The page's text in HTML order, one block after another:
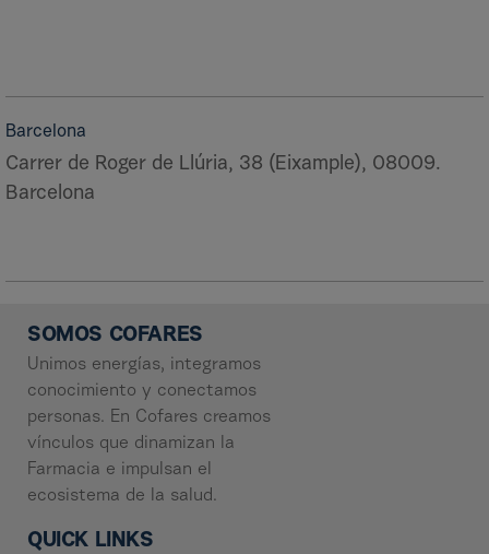
Barcelona
Carrer de Roger de Llúria, 38 (Eixample), 08009.
Barcelona
SOMOS COFARES
Unimos energías, integramos
conocimiento y conectamos
personas. En Cofares creamos
vínculos que dinamizan la
Farmacia e impulsan el
ecosistema de la salud.
QUICK LINKS